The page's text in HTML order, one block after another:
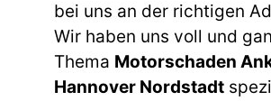
bei uns an der richtigen
Wir haben uns voll und
Thema Motorschaden
Hannover Nordstadt